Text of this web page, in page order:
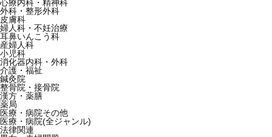
心療内科・精神科
外科・整形外科
皮膚科
婦人科・不妊治療
耳鼻いんこう科
産婦人科
小児科
消化器内科・外科
介護・福祉
鍼灸院
整骨院・接骨院
漢方・薬膳
薬局
医療・病院その他
医療・病院(全ジャンル)
法律関連